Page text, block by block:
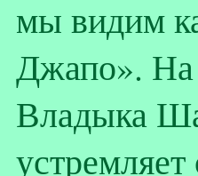
мы видим
Джапо». На
Владыка